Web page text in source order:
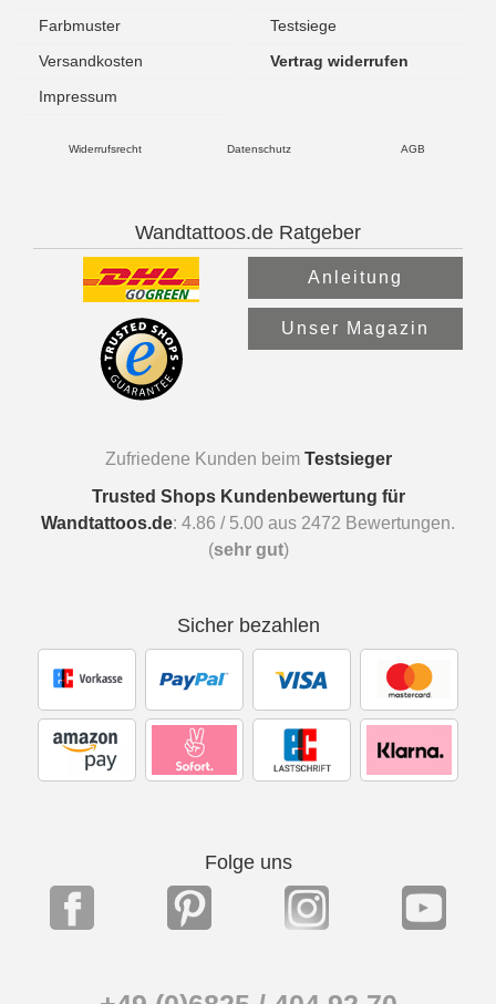
Farbmuster
Testsiege
Versandkosten
Vertrag widerrufen
Impressum
Widerrufsrecht Datenschutz AGB
Wandtattoos.de Ratgeber
Anleitung
Unser Magazin
Zufriedene Kunden beim Testsieger
Trusted Shops Kundenbewertung für
Wandtattoos.de: 4.86 / 5.00 aus 2472 Bewertungen.
(sehr gut)
Sicher bezahlen
Folge uns